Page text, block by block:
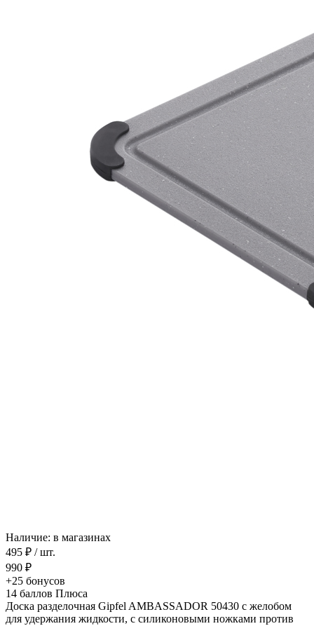
Наличие: в магазинах
495 ₽ / шт.
990 ₽
+25 бонусов
14 баллов Плюса
Доска разделочная Gipfel AMBASSADOR 50430 с желобом
для удержания жидкости, с силиконовыми ножками против